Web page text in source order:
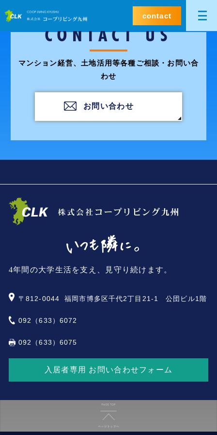
contact
CONTACT US
マンション経営、土地活用等各種ご相談・お問い合
わせ
お問い合わせ
4年間の大学生活を支え、見守り続けます。
〒812-0044 福岡市博多区千代2丁目21-1 公団ビル1階
092（633）6072
092（633）6075
入居者専用 お問い合わせフォーム